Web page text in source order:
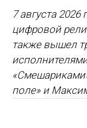
7 августа
цифровой
также вышел
поле» и